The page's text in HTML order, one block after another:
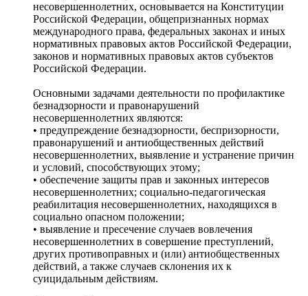
несовершеннолетних, основывается на Конституции
Российской Федерации, общепризнанных нормах
международного права, федеральных законах и иных
нормативных правовых актов Российской Федерации,
законов и нормативных правовых актов субъектов
Российской Федерации.
Основными задачами деятельности по профилактике
безнадзорности и правонарушений
несовершеннолетних являются:
• предупреждение безнадзорности, беспризорности,
правонарушений и антиобщественных действий
несовершеннолетних, выявление и устранение причин
и условий, способствующих этому;
• обеспечение защиты прав и законных интересов
несовершеннолетних; социально-педагогическая
реабилитация несовершеннолетних, находящихся в
социально опасном положении;
• выявление и пресечение случаев вовлечения
несовершеннолетних в совершение преступлений,
других противоправных и (или) антиобщественных
действий, а также случаев склонения их к
суицидальным действиям.